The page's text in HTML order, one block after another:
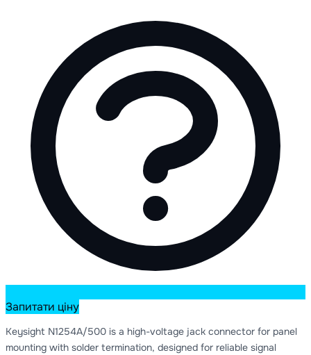
Запитати ціну
Keysight N1254A/500 is a high-voltage jack connector for panel
mounting with solder termination, designed for reliable signal